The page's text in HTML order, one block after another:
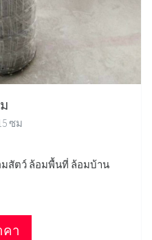
ซม
มสัตว์ ล้อมพื้นที่ ล้อมบ้าน
คา